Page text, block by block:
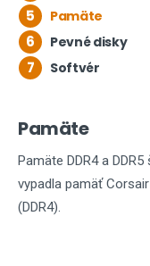
5 Pamäte
6 Pevné disky
7 Softvér
Pamäte
Pamäte DDR4 a
vypadla pamäť
(DDR4).